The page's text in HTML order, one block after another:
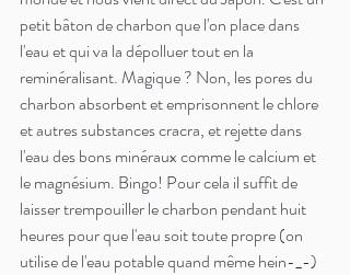
petit bâton de charbon que l'on place dans
l'eau et qui va la dépolluer tout en la
reminéralisant. Magique ? Non, les pores du
charbon absorbent et emprisonnent le chlore
et autres substances cracra, et rejette dans
l'eau des bons minéraux comme le calcium et
le magnésium. Bingo! Pour cela il suffit de
laisser trempouiller le charbon pendant huit
heures pour que l'eau soit toute propre (on
utilise de l'eau potable quand même hein-_-)